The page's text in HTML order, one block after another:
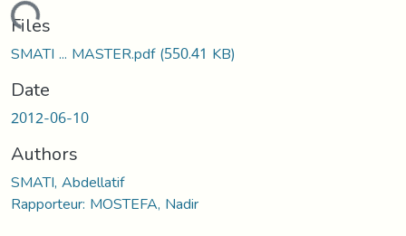
Loading...
Files
SMATI ... MASTER.pdf(550.41 KB)
Date
2012-06-10
Authors
SMATI, Abdellatif
Rapporteur: MOSTEFA, Nadir